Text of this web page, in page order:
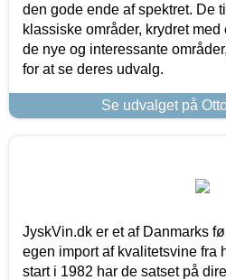
den gode ende af spektret. De
klassiske områder, krydret
de nye og interessante
for at se deres udvalg.
Se udvalget på
JyskVin.dk er et af Danmarks
egen import af kvalitetsvine fra
start i 1982 har de satset på